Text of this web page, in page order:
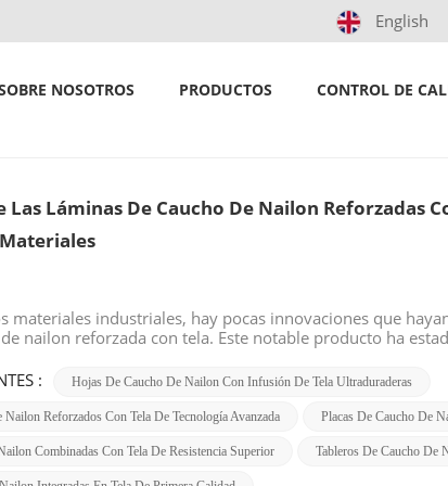
English
NOSOTROS PRODUCTOS CONTROL DE
nailon con infusión de tela
Las Láminas De Caucho De Nailon Reforzadas
materiales industriales, hay pocas innovaciones que
nailon reforzada con tela. Este notable producto ha
nailon reforzada con tela es reconocida por su
matriz de caucho de nailon le otorga la resistencia para
agresivos, altas temperaturas o estrés mecánico
el tiempo de inactividad en las operaciones industriales.
: Hojas De Caucho De Nailon Con Infusión De Tela Ultraduraderas
Nailon Reforzados Con Tela De Tecnología Avanzada Placas De Caucho De
Combinadas Con Tela De Resistencia Superior Tableros De Caucho De